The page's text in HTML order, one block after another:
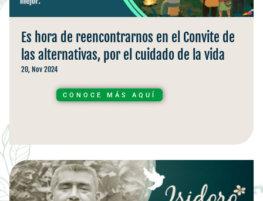
Es hora de reencontrarnos en el Convite de
las alternativas, por el cuidado de la vida
20, Nov 2024
CONOCE MÁS AQUÍ